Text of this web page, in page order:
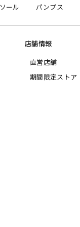
ール パンプス
店舗情報
直営店舗
期間限定ストア